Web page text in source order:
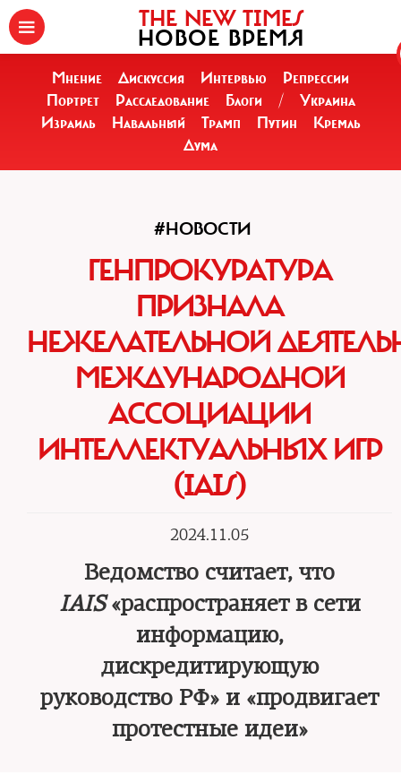
THE NEW TIMES
НОВОЕ ВРЕМЯ
Мнение Дискуссия Интервью
Репрессии
Портрет
Расследование Блоги /
Украина
Израиль
Навальный Трамп Путин
Кремль
Дума
#НОВОСТИ
ГЕНПРОКУРАТУРА
ПРИЗНАЛА
НЕЖЕЛАТЕЛЬНОЙ
МЕЖДУНАРОДНОЙ
АССОЦИАЦИИ
ИНТЕЛЛЕКТУАЛЬНЫХ ИГР
(IAIS)
2024.11.05
Ведомство считает, что
IAIS«распространяет в сети
информацию,
дискредитирующую
руководство РФ» и «продвигает
протестные идеи»